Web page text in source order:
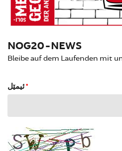
NOG20-NEWS
Bleibe auf dem Laufenden mit
*